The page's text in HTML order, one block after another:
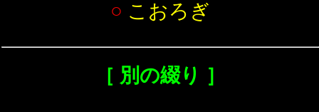
○ こおろぎ
［ 別の綴り ］